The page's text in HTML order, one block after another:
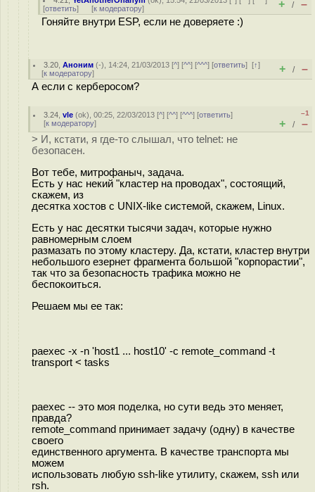
[ответить] [к модератору] + / –
Гоняйте внутри ESP, если не доверяете :)
3.20 ,Аноним (-), 14:24, 21/03/2013 [^] [^^] [^^^] [ответить][↑]
[к модератору] + / –
А если с керберосом?
3.24 ,vle (ok), 00:25, 22/03/2013 [^] [^^] [^^^] [ответить]
[к модератору]
–1
+ / –
> И, кстати, я где-то слышал, что telnet: не
безопасен.
Вот тебе, митрофаныч, задача.
Есть у нас некий "кластер на проводах", состоящий,
скажем, из
десятка хостов с UNIX-like системой, скажем, Linux.
Есть у нас десятки тысячи задач, которые нужно
равномерным слоем
размазать по этому кластеру. Да, кстати, кластер внутри
небольшого езернет фрагмента большой "корпорастии",
так что за безопасность трафика можно не
беспокоиться.
Решаем мы ее так:
paexec -x -n 'host1 ... host10' -c remote_command -t
transport < tasks
paexec -- это моя поделка, но сути ведь это меняет,
правда?
remote_command принимает задачу (одну) в качестве
своего
единственного аргумента. В качестве транспорта мы
можем
использовать любую ssh-like утилиту, скажем, ssh или
rsh.